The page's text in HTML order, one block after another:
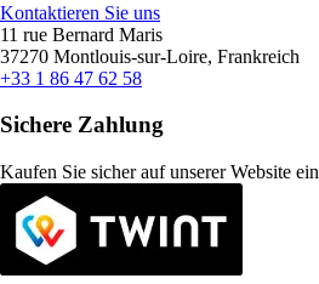
Kontaktieren Sie uns
11 rue Bernard Maris
37270 Montlouis-sur-Loire, Frankreich
+33 1 86 47 62 58
Sichere Zahlung
Kaufen Sie sicher auf unserer Website ein